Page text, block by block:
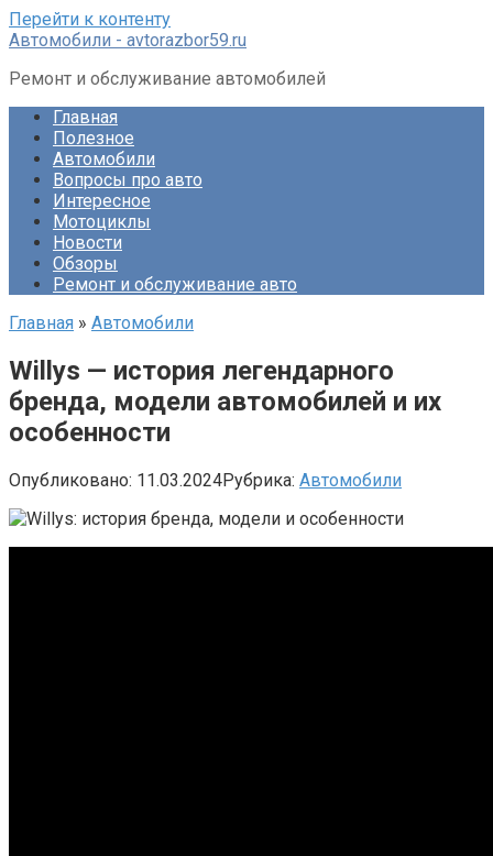
Перейти к контенту
Автомобили - avtorazbor59.ru
Ремонт и обслуживание автомобилей
Главная
Полезное
Автомобили
Вопросы про авто
Интересное
Мотоциклы
Новости
Обзоры
Ремонт и обслуживание авто
Главная » Автомобили
Willys — история легендарного
бренда, модели автомобилей и их
особенности
Опубликовано: 11.03.2024Рубрика: Автомобили